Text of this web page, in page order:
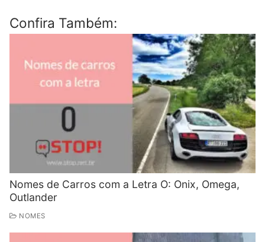
Confira Também:
Nomes de Carros com a Letra O: Onix, Omega,
Outlander
NOMES